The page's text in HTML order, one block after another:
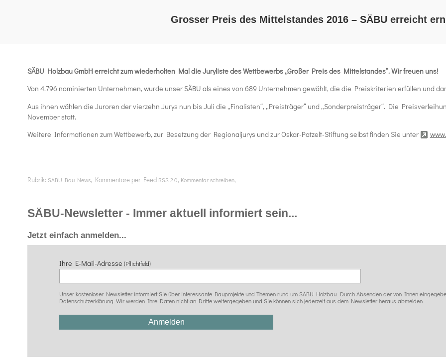
Grosser Preis des Mittelstandes 2016 – SÄBU erreicht
SÄBU Holzbau GmbH erreicht zum wiederholten Mal die Juryliste des Wettbewerbs „Großer Preis des Mittelstandes“. Wir freuen uns!
Von 4.796 nominierten Unternehmen, wurde unser SÄBU als eines von 689 Unternehmen gewählt, die die Preiskriterien erfüllen und
Aus ihnen wählen die Juroren der vierzehn Jurys nun bis Juli die „Finalisten“, „Preisträger“ und „Sonderpreisträger“. Die
November statt.
Weitere Informationen zum Wettbewerb, zur Besetzung der Regionaljurys und zur Oskar-Patzelt-Stiftung selbst finden Sie unter
Rubrik: SÄBU Bau News, Kommentare per Feed RSS 2.0, Kommentar schreiben,
SÄBU-Newsletter - Immer aktuell informiert sein...
Jetzt einfach anmelden...
Ihre E-Mail-Adresse(Pflichtfeld)
Unser kostenloser Newsletter informiert Sie über interessante Bauprojekte und Themen rund um SÄBU Holzbau. Durch Absenden der von Ihnen
Datenschutzerklärung.Wir werden Ihre Daten nicht an Dritte weitergegeben und Sie können sich jederzeit aus dem Newsletter heraus abmelden.